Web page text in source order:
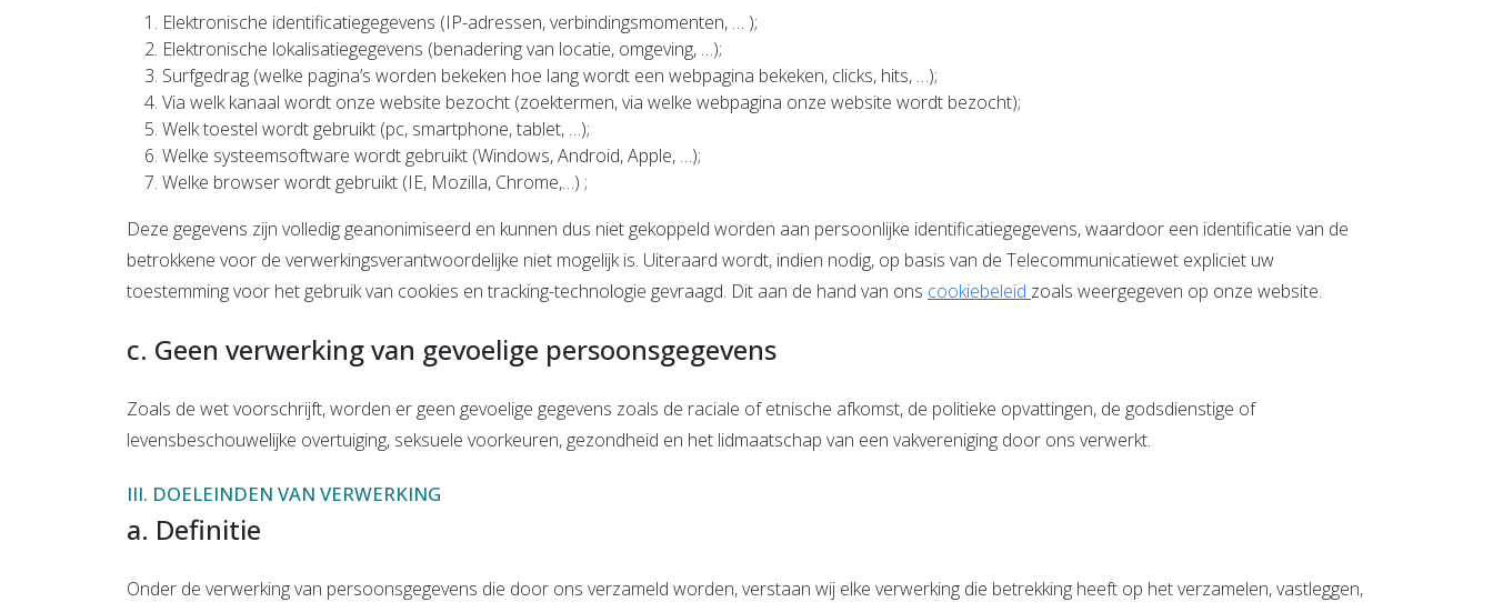
Elektronische identificatiegegevens (IP-adressen, verbindingsmomenten, … );
Elektronische lokalisatiegegevens (benadering van locatie, omgeving, …);
Surfgedrag (welke pagina’s worden bekeken hoe lang wordt een webpagina bekeken, clicks, hits, …);
Via welk kanaal wordt onze website bezocht (zoektermen, via welke webpagina onze website wordt bezocht);
Welk toestel wordt gebruikt (pc, smartphone, tablet, …);
Welke systeemsoftware wordt gebruikt (Windows, Android, Apple, …);
Welke browser wordt gebruikt (IE, Mozilla, Chrome,…) ;
Deze gegevens zijn volledig geanonimiseerd en kunnen dus niet gekoppeld worden aan persoonlijke identificatiegegevens, waardoor een identificatie van de
betrokkene voor de verwerkingsverantwoordelijke niet mogelijk is. Uiteraard wordt, indien nodig, op basis van de Telecommunicatiewet expliciet uw
toestemming voor het gebruik van cookies en tracking-technologie gevraagd. Dit aan de hand van ons cookiebeleid zoals weergegeven op onze website.
c. Geen verwerking van gevoelige persoonsgegevens
Zoals de wet voorschrijft, worden er geen gevoelige gegevens zoals de raciale of etnische afkomst, de politieke opvattingen, de godsdienstige of
levensbeschouwelijke overtuiging, seksuele voorkeuren, gezondheid en het lidmaatschap van een vakvereniging door ons verwerkt.
III. DOELEINDEN VAN VERWERKING
a. Definitie
Onder de verwerking van persoonsgegevens die door ons verzameld worden, verstaan wij elke verwerking die betrekking heeft op het verzamelen, vastleggen,